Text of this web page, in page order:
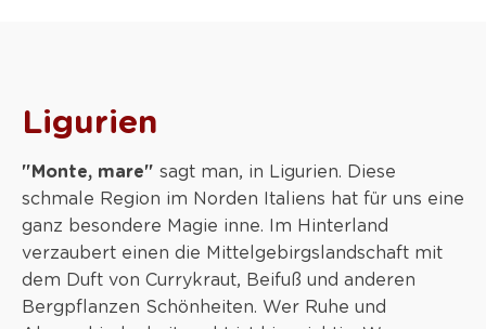
Ligurien
"Monte, mare" sagt man, in Ligurien. Diese
schmale Region im Norden Italiens hat für uns eine
ganz besondere Magie inne. Im Hinterland
verzaubert einen die Mittelgebirgslandschaft mit
dem Duft von Currykraut, Beifuß und anderen
Bergpflanzen Schönheiten. Wer Ruhe und